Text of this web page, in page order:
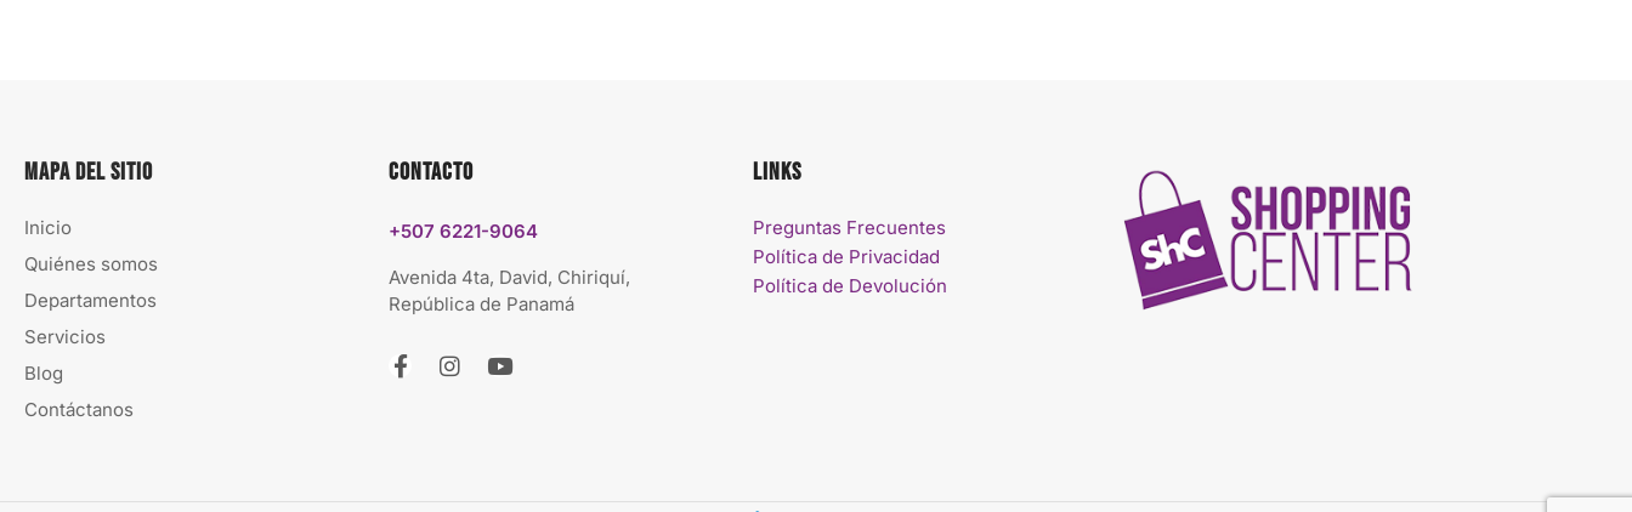
Mapa del sitio
Inicio
Quiénes somos
Departamentos
Servicios
Blog
Contáctanos
Contacto
+507 6221-9064
Avenida 4ta, David, Chiriquí,
República de Panamá
Links
Preguntas Frecuentes
Política de Privacidad
Política de Devolución